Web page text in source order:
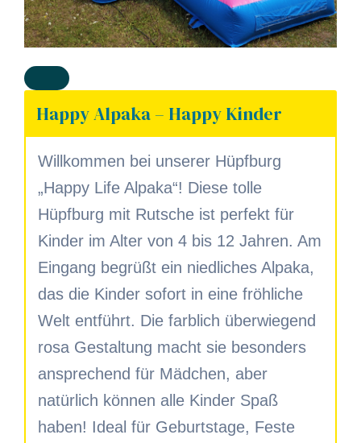
Happy Alpaka – Happy Kinder
Willkommen bei unserer Hüpfburg
„Happy Life Alpaka“! Diese tolle
Hüpfburg mit Rutsche ist perfekt für
Kinder im Alter von 4 bis 12 Jahren. Am
Eingang begrüßt ein niedliches Alpaka,
das die Kinder sofort in eine fröhliche
Welt entführt. Die farblich überwiegend
rosa Gestaltung macht sie besonders
ansprechend für Mädchen, aber
natürlich können alle Kinder Spaß
haben! Ideal für Geburtstage, Feste